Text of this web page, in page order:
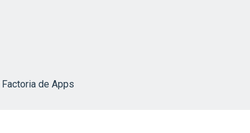
Factoria de Apps